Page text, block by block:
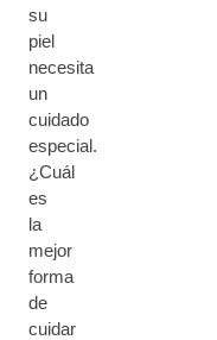
su
piel
necesita
un
cuidado
especial.
¿Cuál
es
la
mejor
forma
de
cuidar